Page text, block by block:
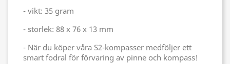
- vikt: 35 gram
- storlek: 88 x 76 x 13 mm
- När du köper våra S2-kompasser medföljer ett
smart fodral för förvaring av pinne och kompass!